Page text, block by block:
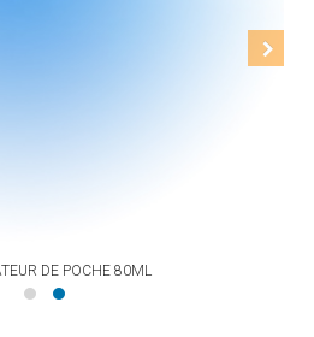
DE POCHE 80ML